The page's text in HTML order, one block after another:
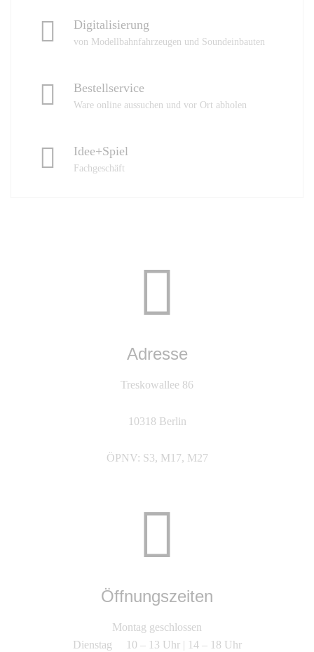
Digitalisierung
von Modellbahnfahrzeugen und Soundeinbauten
Bestellservice
Ware online aussuchen und vor Ort abholen
Idee+Spiel
Fachgeschäft
Adresse
Treskowallee 86
10318 Berlin
ÖPNV: S3, M17, M27
Öffnungszeiten
Montag geschlossen
Dienstag 10 – 13 Uhr | 14 – 18 Uhr